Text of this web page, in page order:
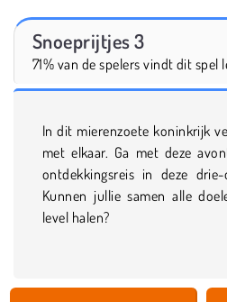
Snoeprijtjes 3
71% van de spelers vindt dit spel
In dit mierenzoete koninkrijk
met elkaar. Ga met deze
ontdekkingsreis in deze drie-
Kunnen jullie samen alle
level halen?